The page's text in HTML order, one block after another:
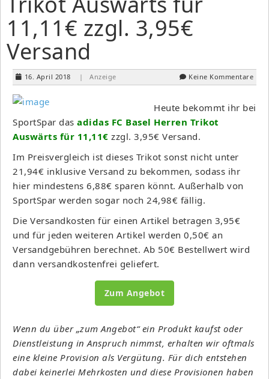
11,11€ zzgl. 3,95€
Versand
16. April 2018 | Anzeige Keine Kommentare
Heute bekommt ihr bei
SportSpar das adidas FC Basel Herren Trikot
Auswärts für 11,11€ zzgl. 3,95€ Versand.
Im Preisvergleich ist dieses Trikot sonst nicht unter
21,94€ inklusive Versand zu bekommen, sodass ihr
hier mindestens 6,88€ sparen könnt. Außerhalb von
SportSpar werden sogar noch 24,98€ fällig.
Die Versandkosten für einen Artikel betragen 3,95€
und für jeden weiteren Artikel werden 0,50€ an
Versandgebühren berechnet. Ab 50€ Bestellwert wird
dann versandkostenfrei geliefert.
Zum Angebot
Wenn du über „zum Angebot“ ein Produkt kaufst oder
Dienstleistung in Anspruch nimmst, erhalten wir oftmals
eine kleine Provision als Vergütung. Für dich entstehen
dabei keinerlei Mehrkosten und diese Provisionen haben